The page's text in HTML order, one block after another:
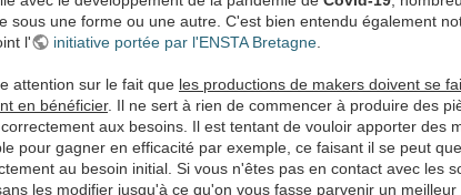
sous une forme ou une autre. C'est bien entendu également
l'
initiative portée par l'ENSTA Bretagne.
attention sur le fait que les productions de makers doivent se
en bénéficier. Il ne sert à rien de commencer à produire des
aux besoins. Il est tentant de vouloir apporter des
pour gagner en efficacité par exemple, ce faisant il se peut
au besoin initial. Si vous n'êtes pas en contact avec les
les modifier jusqu'à ce qu'on vous fasse parvenir un